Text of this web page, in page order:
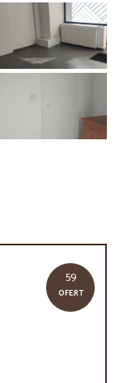
59
OFERT